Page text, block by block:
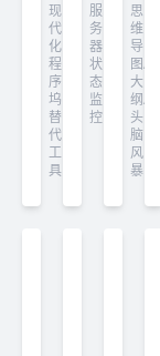
现
代
化
程
序
坞
替
代
工
具
服
务
器
状
态
监
控
思
维
导
图/
大
纲/
头
脑
风
暴